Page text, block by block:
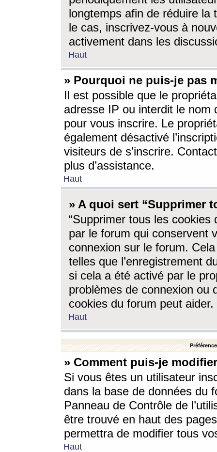
longtemps afin de réduire la
le cas, inscrivez-vous à
activement dans les
Haut
» Pourquoi ne puis-je pas
Il est possible que le
adresse IP ou interdit le nom
pour vous inscrire. Le
également désactivé
visiteurs de s’inscrire.
plus d’assistance.
Haut
» A quoi sert “Supprimer
“Supprimer tous les cookies
par le forum qui conservent
connexion sur le forum.
telles que l’enregistrement
si cela a été activé par le
problèmes de connexion ou
cookies du forum peut aider.
Haut
» Comment puis-je
Si vous êtes un utilisateur
dans la base de données du
Panneau de Contrôle de
être trouvé en haut des
permettra de modifier tous
Haut